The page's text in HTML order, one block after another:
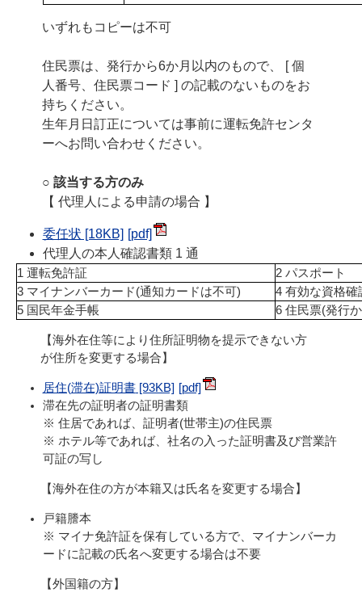
いずれもコピーは不可
住民票は、発行から6か月以内のもので、 [ 個
人番号、住民票コード ] の記載のないものをお
持ちください。
生年月日訂正については事前に運転免許センタ
ーへお問い合わせください。
○ 該当する方のみ
【 代理人による申請の場合 】
委任状 [18KB]
代理人の本人確認書類 1 通
1 運転免許証
2 パスポート
3 マイナンバーカード(通知カードは不可)
4 有効な資格確
5 国民年金手帳
6 住民票(発行
【海外在住等により住所証明物を提示できない方
が住所を変更する場合】
居住(滞在)証明書[93KB]
滞在先の証明者の証明書類
※ 住居であれば、証明者(世帯主)の住民票
※ ホテル等であれば、社名の入った証明書及び営業許
可証の写し
【海外在住の方が本籍又は氏名を変更する場合】
戸籍謄本
※ マイナ免許証を保有している方で、マイナンバーカ
ードに記載の氏名へ変更する場合は不要
【外国籍の方】